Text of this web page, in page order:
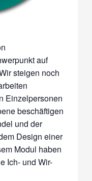
auf
steigen noch
Einzelpersonen
beschäftigen
und der
Design einer
Modul haben
Ich- und Wir-